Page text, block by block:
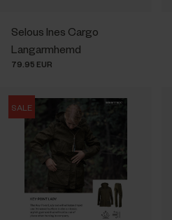
Selous Ines Cargo
Langarmhemd
79.95 EUR
SALE